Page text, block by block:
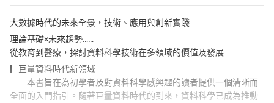
大數據時代的未來全景，技術、應用與創新實踐
理論基礎×未來趨勢……
從教育到醫療，探討資料科學技術在多領域的價值及發展
▎巨量資料時代新領域
本書旨在為初學者及對資料科學感興趣的讀者提供一個清晰而
全面的入門指引。隨著巨量資料時代的到來，資料科學已成為推動